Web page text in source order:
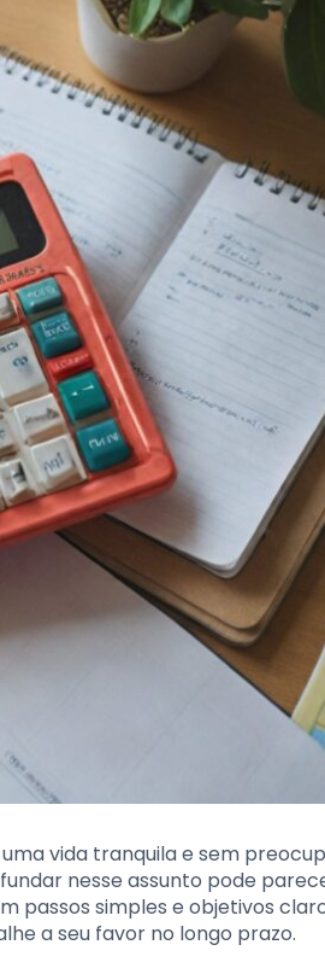
vida tranquila e sem
nesse assunto pode
passos simples e objetivos
a seu favor no longo prazo.